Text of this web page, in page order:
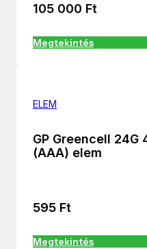
105 000 Ft
Megtekintés
ELEM
GP Greencell
(AAA) elem
595 Ft
Megtekintés